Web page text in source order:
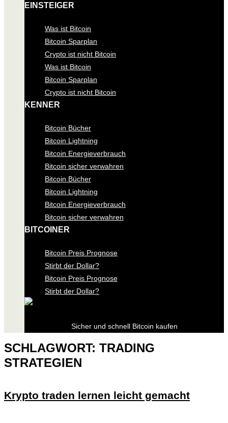
EINSTEIGER
Was ist Bitcoin
Bitcoin Sparplan
Crypto ist nicht Bitcoin
Was ist Bitcoin
Bitcoin Sparplan
Crypto ist nicht Bitcoin
KENNER
Bitcoin Bücher
Bitcoin Lightning
Bitcoin Energieverbrauch
Bitcoin sicher verwahren
Bitcoin Bücher
Bitcoin Lightning
Bitcoin Energieverbrauch
Bitcoin sicher verwahren
BITCOINER
Bitcoin Preis Prognose
Stirbt der Dollar?
Bitcoin Preis Prognose
Stirbt der Dollar?
Sicher und schnell Bitcoin kaufen
SCHLAGWORT: TRADING
STRATEGIEN
Krypto traden lernen leicht gemacht